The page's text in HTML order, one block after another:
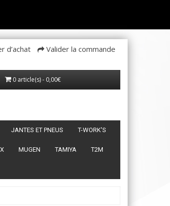
d’achat Valider la commande
0 article(s) - 0,00€
JANTES ET PNEUS T-WORK'S
MUGEN TAMIYA T2M